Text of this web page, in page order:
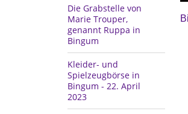
Die Grabstelle von
Marie Trouper,
genannt Ruppa in
Bingum
Kleider- und
Spielzeugbörse in
Bingum - 22. April
2023